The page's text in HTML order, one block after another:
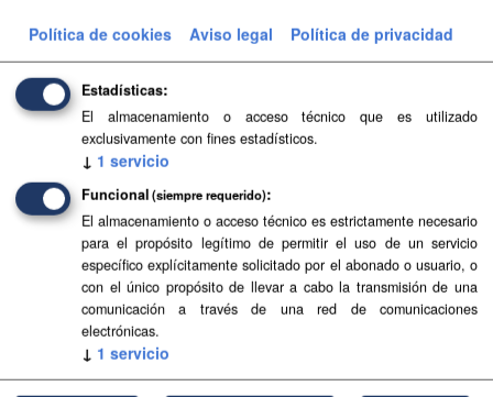
Aguas canarias
Delimitación de las aguas canarias según la Ley 44/2010,
de 30 de diciembre. Esta delimitación está compuesta por
líneas de base recta que unen extremos de islas o islotes.
Líneas de base recta
Líneas de base recta de Canarias según el Real Decreto
2510/1977, de 5 de agosto, sobre trazado de líneas de
base rectas en desarrollo de la Ley 20/1967, de 6 de abril,
sobre...
Política de cookies Aviso legal Política de privacidad
Estadísticas
El almacenamiento o acceso técnico que es utilizado
exclusivamente con fines estadísticos.
↓ 1 servicio
Funcional (siempre requerido)
El almacenamiento o acceso técnico es estrictamente necesario
para el propósito legítimo de permitir el uso de un servicio
específico explícitamente solicitado por el abonado o usuario, o
con el único propósito de llevar a cabo la transmisión de una
comunicación a través de una red de comunicaciones
electrónicas.
↓ 1 servicio